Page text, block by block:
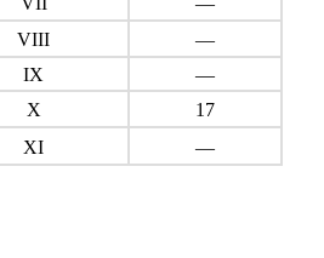
VIII
—
IX
—
X
17
XI
—